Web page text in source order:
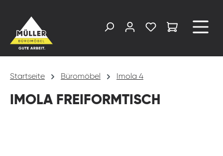
Startseite Büromöbel Imola 4
IMOLA FREIFORMTISCH